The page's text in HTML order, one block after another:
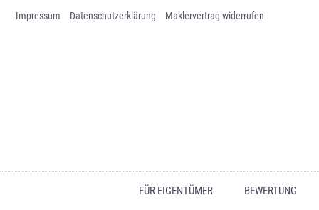
Skip to content
Impressum Datenschutz­erklärung Maklervertrag widerrufen
FÜR EIGENTÜMER BEWERTUNG